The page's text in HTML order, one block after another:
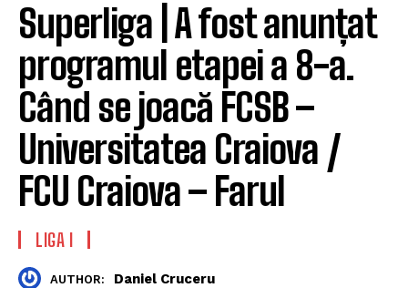
Superliga | A fost anunțat
programul etapei a 8-a.
Când se joacă FCSB –
Universitatea Craiova /
FCU Craiova – Farul
LIGA I
AUTHOR: Daniel Cruceru